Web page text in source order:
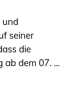
seiner
die
ab dem 07. ...